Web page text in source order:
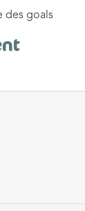
des goals